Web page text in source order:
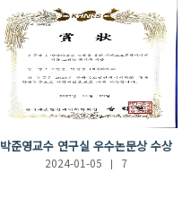
박준영교수 연구실 우수논문상 수상
2024-01-05 7